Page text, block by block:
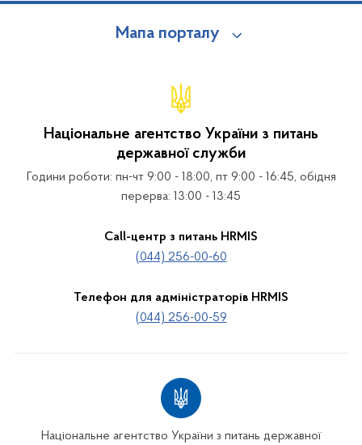
Мапа порталу
Національне агентство України з питань
державної служби
Години роботи: пн-чт 9:00 - 18:00, пт 9:00 - 16:45, обідня
перерва: 13:00 - 13:45
Call-центр з питань HRMIS
(044) 256-00-60
Телефон для адміністраторів HRMIS
(044) 256-00-59
Національне агентство України з питань державної